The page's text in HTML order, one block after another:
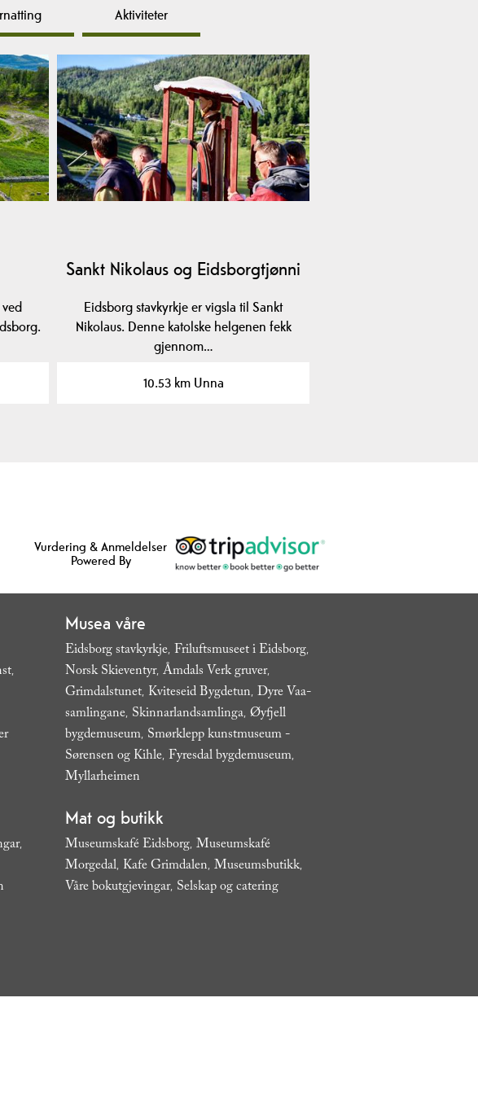
Aktiviteter
Sankt Nikolaus og Eidsborgtjønni
Eidsborg stavkyrkje er vigsla til Sankt
Nikolaus. Denne katolske helgenen fekk
gjennom…
10.53 km Unna
Vurdering & Anmeldelser
Powered By
,
,
Musea våre
Eidsborg stavkyrkje, Friluftsmuseet i Eidsborg,
Norsk Skieventyr, Åmdals Verk gruver,
Grimdalstunet, Kviteseid Bygdetun, Dyre Vaa-
samlingane, Skinnarlandsamlinga, Øyfjell
bygdemuseum, Smørklepp kunstmuseum -
Sørensen og Kihle, Fyresdal bygdemuseum,
Myllarheimen
,
Mat og butikk
Museumskafé Eidsborg, Museumskafé
Morgedal, Kafe Grimdalen, Museumsbutikk,
Våre bokutgjevingar, Selskap og catering,